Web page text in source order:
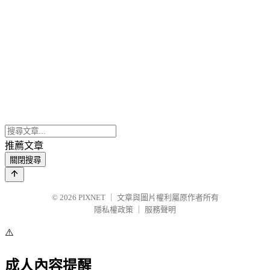
推薦文章
關閉搜尋
© 2026 PIXNET
文章與圖片權利屬原作者所有
隱私權政策
服務聲明
⚠️
成人內容提醒